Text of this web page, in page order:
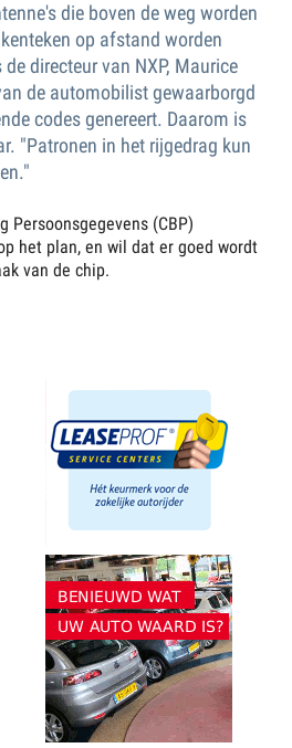
die boven de weg worden
op afstand worden
directeur van NXP, Maurice
de automobilist gewaarborgd
codes genereert. Daarom is
"Patronen in het rijgedrag kun
Persoonsgegevens (CBP)
het plan, en wil dat er goed wordt
van de chip.